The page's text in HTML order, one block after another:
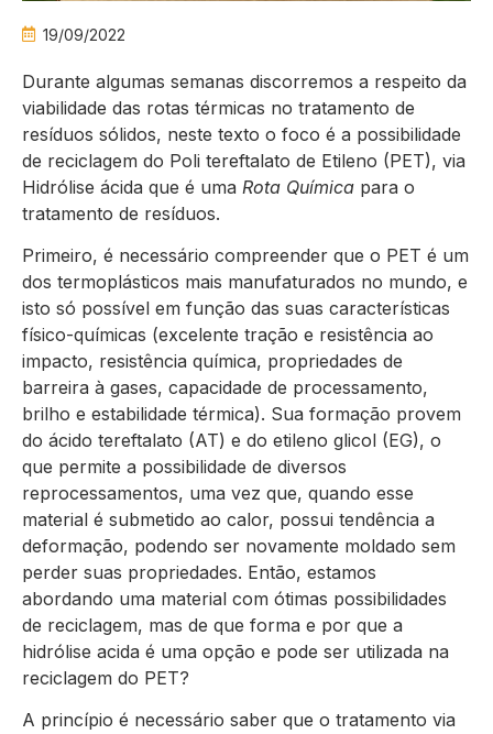
19/09/2022
Durante algumas semanas discorremos a respeito da
viabilidade das rotas térmicas no tratamento de
resíduos sólidos, neste texto o foco é a possibilidade
de reciclagem do Poli tereftalato de Etileno (PET), via
Hidrólise ácida que é uma Rota Química para o
tratamento de resíduos.
Primeiro, é necessário compreender que o PET é um
dos termoplásticos mais manufaturados no mundo, e
isto só possível em função das suas características
físico-químicas (excelente tração e resistência ao
impacto, resistência química, propriedades de
barreira à gases, capacidade de processamento,
brilho e estabilidade térmica). Sua formação provem
do ácido tereftalato (AT) e do etileno glicol (EG), o
que permite a possibilidade de diversos
reprocessamentos, uma vez que, quando esse
material é submetido ao calor, possui tendência a
deformação, podendo ser novamente moldado sem
perder suas propriedades. Então, estamos
abordando uma material com ótimas possibilidades
de reciclagem, mas de que forma e por que a
hidrólise acida é uma opção e pode ser utilizada na
reciclagem do PET?
A princípio é necessário saber que o tratamento via